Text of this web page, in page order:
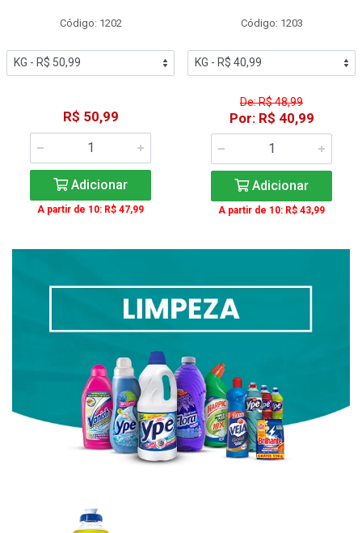
Código: 1202
R$ 50,99
Adicionar
A partir de 10: R$ 47,99
Código: 1203
De: R$ 48,99
Por: R$ 40,99
Adicionar
A partir de 10: R$ 43,99